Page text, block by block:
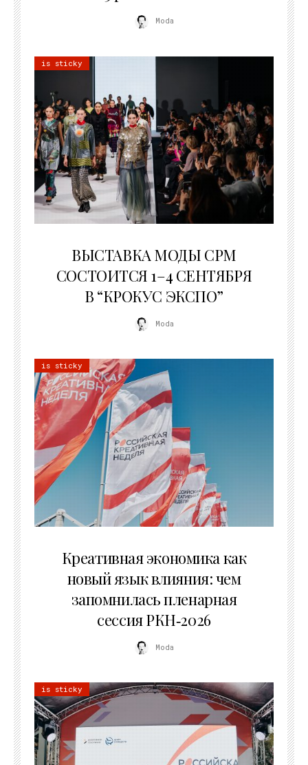
Moda
is sticky
ВЫСТАВКА МОДЫ CPM
СОСТОИТСЯ 1–4 СЕНТЯБРЯ
В “КРОКУС ЭКСПО”
Moda
is sticky
Креативная экономика как
новый язык влияния: чем
запомнилась пленарная
сессия РКН‑2026
Moda
is sticky